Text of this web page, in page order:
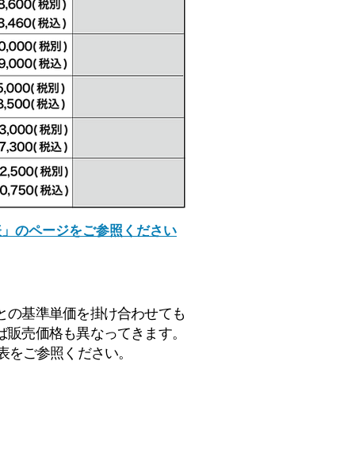
のページをご参照ください
基準単価を掛け合わせても
売価格も異なってきます。
をご参照ください。